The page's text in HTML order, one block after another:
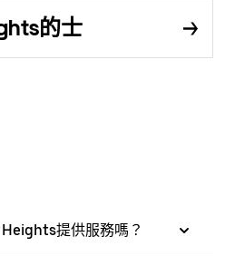
的士
提供服務嗎？